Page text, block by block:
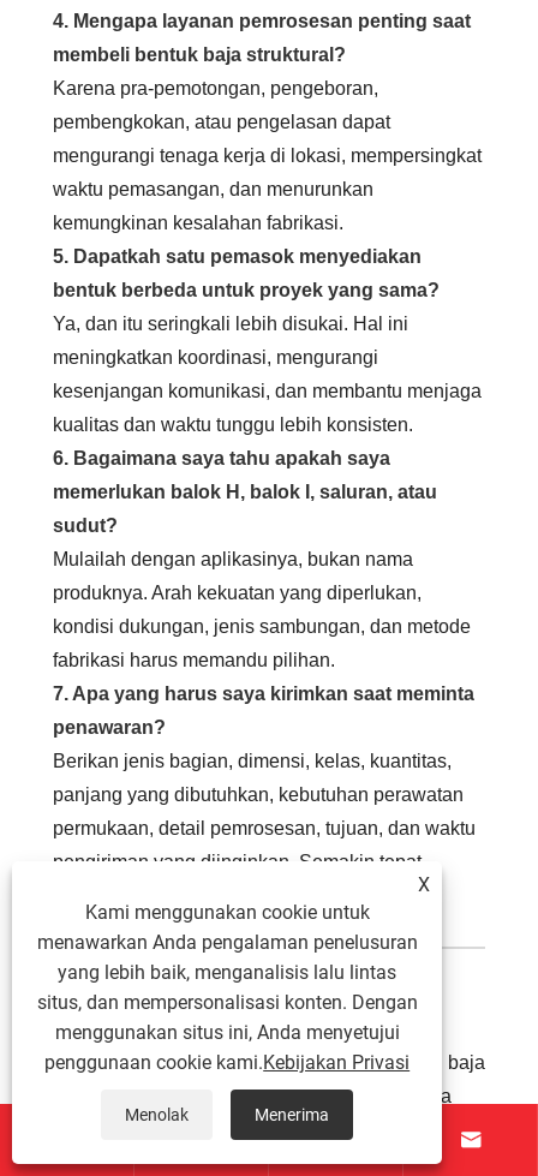
4. Mengapa layanan pemrosesan penting saat
membeli bentuk baja struktural?
Karena pra-pemotongan, pengeboran,
pembengkokan, atau pengelasan dapat
mengurangi tenaga kerja di lokasi, mempersingkat
waktu pemasangan, dan menurunkan
kemungkinan kesalahan fabrikasi.
5. Dapatkah satu pemasok menyediakan
bentuk berbeda untuk proyek yang sama?
Ya, dan itu seringkali lebih disukai. Hal ini
meningkatkan koordinasi, mengurangi
kesenjangan komunikasi, dan membantu menjaga
kualitas dan waktu tunggu lebih konsisten.
6. Bagaimana saya tahu apakah saya
memerlukan balok H, balok I, saluran, atau
sudut?
Mulailah dengan aplikasinya, bukan nama
produknya. Arah kekuatan yang diperlukan,
kondisi dukungan, jenis sambungan, dan metode
fabrikasi harus memandu pilihan.
7. Apa yang harus saya kirimkan saat meminta
penawaran?
Berikan jenis bagian, dimensi, kelas, kuantitas,
panjang yang dibutuhkan, kebutuhan perawatan
permukaan, detail pemrosesan, tujuan, dan waktu
pengiriman yang diinginkan. Semakin tepat
permintaan Anda, semakin akurat kutipannya.
Pikiran Terakhir
Kinerja struktural tidak pernah ditentukan oleh baja
saja. Hal ini ditentukan oleh kesesuaian antara
pelaksanaan pemasok. Itulah sebabnyaBentuk
 
X
Kami menggunakan cookie untuk
menawarkan Anda pengalaman penelusuran
yang lebih baik, menganalisis lalu lintas
situs, dan mempersonalisasi konten. Dengan
menggunakan situs ini, Anda menyetujui
penggunaan cookie kami.Kebijakan Privasi
Menolak Menerima